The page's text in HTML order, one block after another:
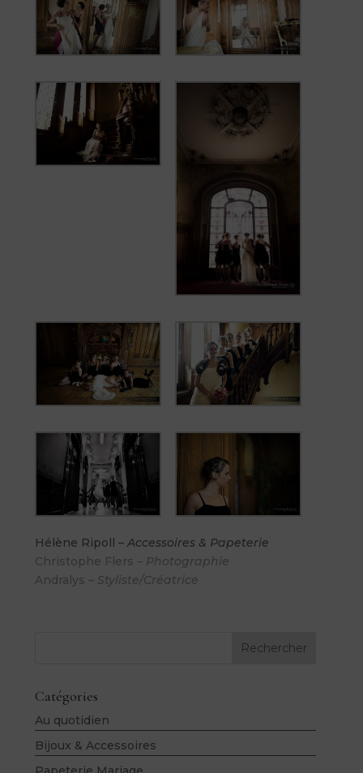
Hélène Ripoll – Accessoires & Papeterie
Christophe Flers – Photographie
Andralys – Styliste/Créatrice
Rechercher
Catégories
Au quotidien
Bijoux & Accessoires